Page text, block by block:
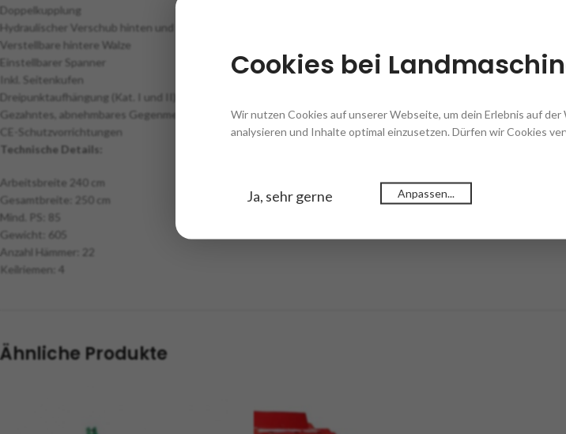
Doppelkupplung
Hydraulischer Verschub hinten und vorne (450 mm)
Verstellbare hintere Walze
Einstellbarer Spanner
Inkl. Seitenkufen
Dreipunktaufhängung (Kat. I und II)
Gezahntes, abnehmbares Gegenmesser
CE-Schutzvorrichtungen
Technische Details:
Arbeitsbreite 240 cm
Gesamtbreite: 250 cm
Mind. PS: 85
Gewicht: 605
Anzahl Hämmer: 22
Keilriemen: 4
Ähnliche Produkte
Cookies bei
Wir nutzen Cookies auf unserer Webseite, um dein Erlebnis auf
analysieren und Inhalte optimal einzusetzen. Dürfen wir Cookies
Ja, sehr gerne Anpassen...